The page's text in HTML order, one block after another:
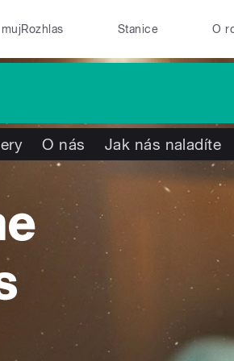
mujRozhlas Stanice O
O nás Jak nás naladíte